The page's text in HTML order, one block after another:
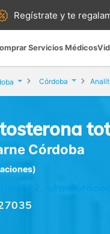
Regístrate yte
Servicios Médicos
Córdoba
Córdoba
12, s/n,